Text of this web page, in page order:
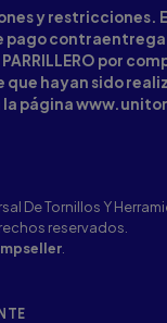
y restricciones.
pago
por
hayan sido
página
De Tornillos Y
reservados.